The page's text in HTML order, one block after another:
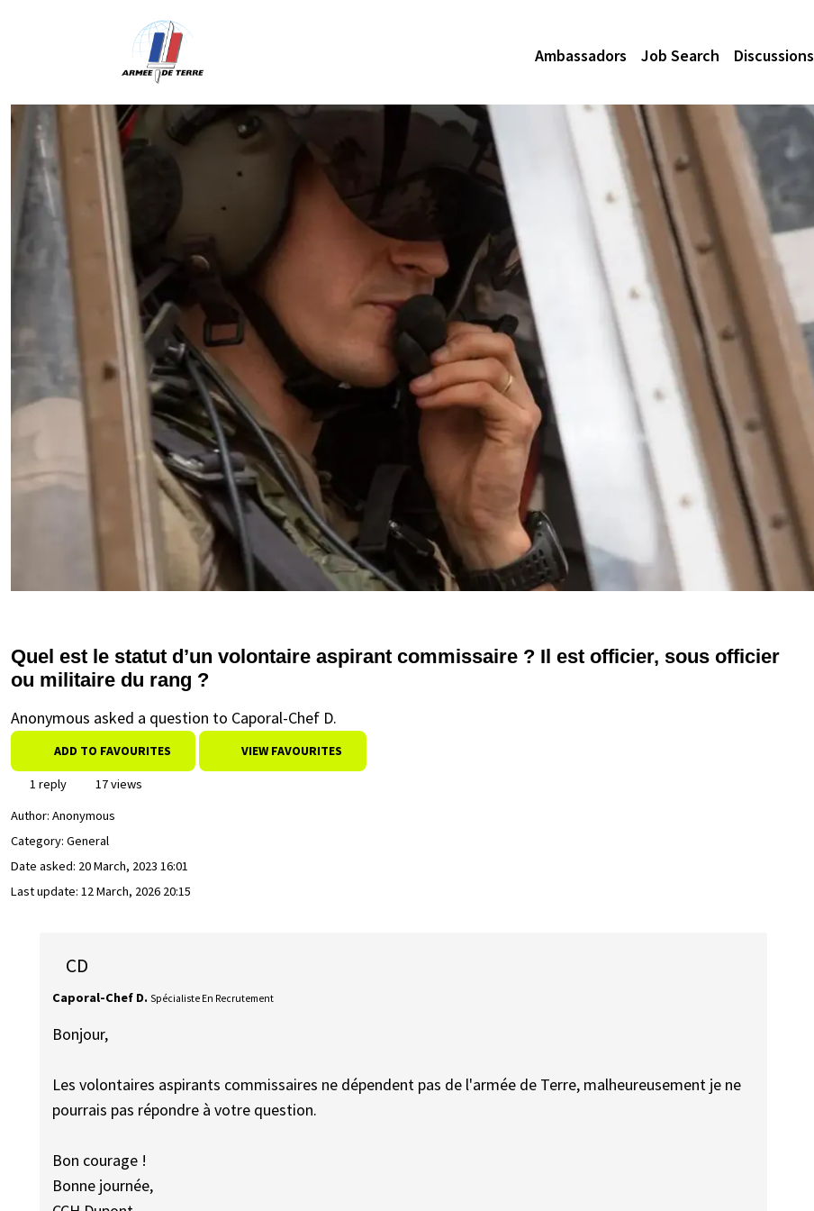
Ambassadors Job Search Discussions
Quel est le statut d’un volontaire aspirant commissaire ? Il est officier, sous officier
ou militaire du rang ?
Anonymous asked a question to Caporal-Chef D.
ADD TO FAVOURITES VIEW FAVOURITES
1 reply
17 views
Author: Anonymous
Category: General
Date asked: 20 March, 2023 16:01
Last update: 12 March, 2026 20:15
CD
Caporal-Chef D. Spécialiste En Recrutement
Bonjour,
Les volontaires aspirants commissaires ne dépendent pas de l'armée de Terre, malheureusement je ne
pourrais pas répondre à votre question.
Bon courage !
Bonne journée,